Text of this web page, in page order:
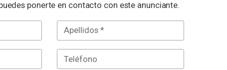
ponerte en contacto con este anunciante.